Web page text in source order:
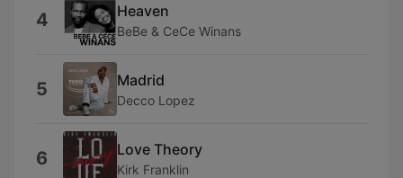
4 Heaven
BeBe & CeCe Winans
5 Madrid
Decco Lopez
6 Love Theory
Kirk Franklin